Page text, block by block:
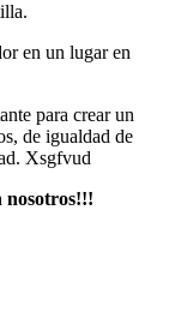
en un lugar en
para crear un
de igualdad de
Xsgfvud
nosotros!!!